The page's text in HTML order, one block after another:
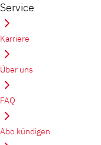
Service
Karriere
Über uns
FAQ
Abo kündigen